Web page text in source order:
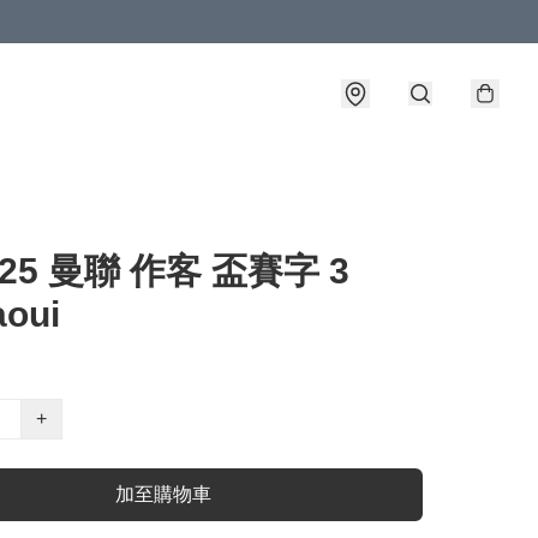
曼聯 作客 盃賽字 3
+
加至購物車